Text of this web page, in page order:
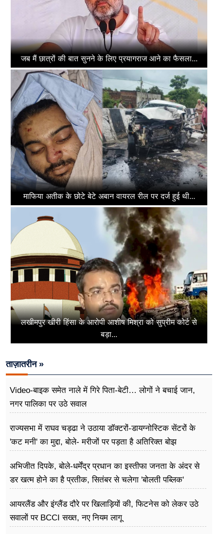
जब मैं छात्रों की बात सुनने के लिए प्रयागराज आने का फैसला...
माफिया अतीक के छोटे बेटे अबान वायरल रील पर दर्ज हुई थी...
लखीमपुर खीरी हिंसा के आरोपी आशीष मिश्रा को सुप्रीम कोर्ट से
बड़ा...
ताज़ातरीन »
Video-बाइक समेत नाले में गिरे पिता-बेटी… लोगों ने बचाई जान,
नगर पालिका पर उठे सवाल
राज्यसभा में राघव चड्ढा ने उठाया डॉक्टरों-डायग्नोस्टिक सेंटरों के
'कट मनी' का मुद्दा, बोले- मरीजों पर पड़ता है अ​तिरिक्त बोझ
अभिजीत दिपके, बोले-धर्मेंद्र प्रधान का इस्तीफा जनता के अंदर से
डर खत्म होने का है प्रतीक, सितंबर से चलेगा 'बोलती पब्लिक'
आयरलैंड और इंग्लैंड दौरे पर खिलाड़ियों की, फिटनेस को लेकर उठे
सवालों पर BCCI सख्त, नए नियम लागू